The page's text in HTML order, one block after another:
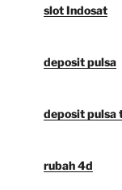
slot Indosat
deposit pulsa
deposit pulsa
rubah 4d